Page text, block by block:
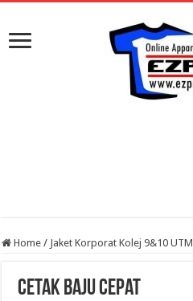
Home / Jaket Korporat Kolej 9&10 UTM
cetak baju cepat